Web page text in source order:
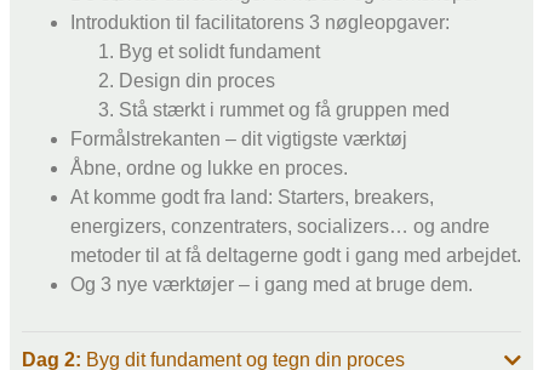
Introduktion til facilitatorens 3 nøgleopgaver:
Byg et solidt fundament
Design din proces
Stå stærkt i rummet og få gruppen med
Formålstrekanten – dit vigtigste værktøj
Åbne, ordne og lukke en proces.
At komme godt fra land: Starters, breakers,
energizers, conzentraters, socializers… og andre
metoder til at få deltagerne godt i gang med arbejdet.
Og 3 nye værktøjer – i gang med at bruge dem.
Dag 2: Byg dit fundament og tegn din proces